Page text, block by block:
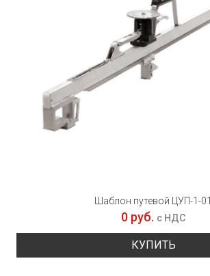
Шаблон путевой ЦУП-1-01
0 руб. с НДС
КУПИТЬ